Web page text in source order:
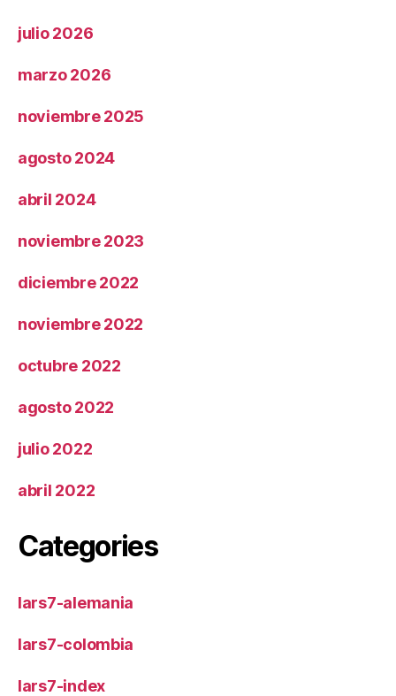
julio 2026
marzo 2026
noviembre 2025
agosto 2024
abril 2024
noviembre 2023
diciembre 2022
noviembre 2022
octubre 2022
agosto 2022
julio 2022
abril 2022
Categories
lars7-alemania
lars7-colombia
lars7-index